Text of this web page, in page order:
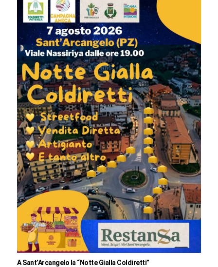
A Sant’Arcangelo la “Notte Gialla Coldiretti”